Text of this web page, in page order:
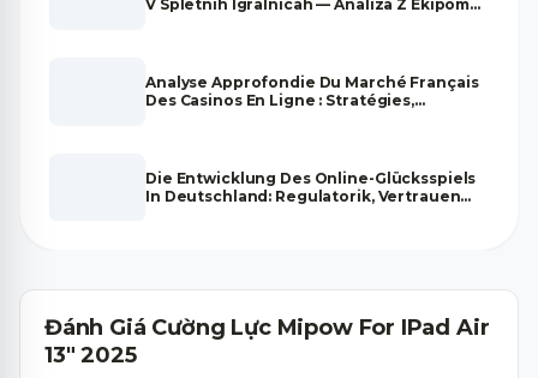
V Spletnih Igralnicah — Analiza Z Ekipom
Analyse Approfondie Du Marché Français
Des Casinos En Ligne : Stratégies,
Die Entwicklung Des Online-Glücksspiels
In Deutschland: Regulatorik, Vertrauen
Đánh Giá Cường Lực Mipow For IPad Air
13" 2025